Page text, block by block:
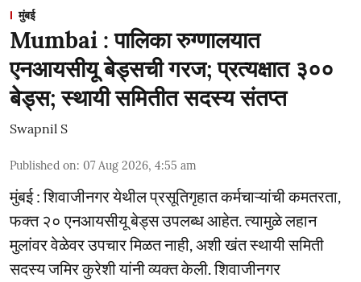
मुंबई
Mumbai : पालिका रुग्णालयात
एनआयसीयू बेड्सची गरज; प्रत्यक्षात ३००
बेड्स; स्थायी समितीत सदस्य संतप्त
Swapnil S
Published on: 07 Aug 2026, 4:55 am
मुंबई : शिवाजीनगर येथील प्रसूतिगृहात कर्मचाऱ्यांची कमतरता,
फक्त २० एनआयसीयू बेड्स उपलब्ध आहेत. त्यामुळे लहान
मुलांवर वेळेवर उपचार मिळत नाही, अशी खंत स्थायी समिती
सदस्य जमिर कुरेशी यांनी व्यक्त केली. शिवाजीनगर